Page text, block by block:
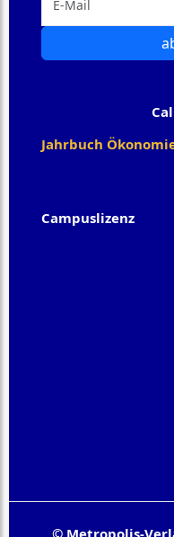
Campuslizenz
Jahrbuch
© Metropolis-